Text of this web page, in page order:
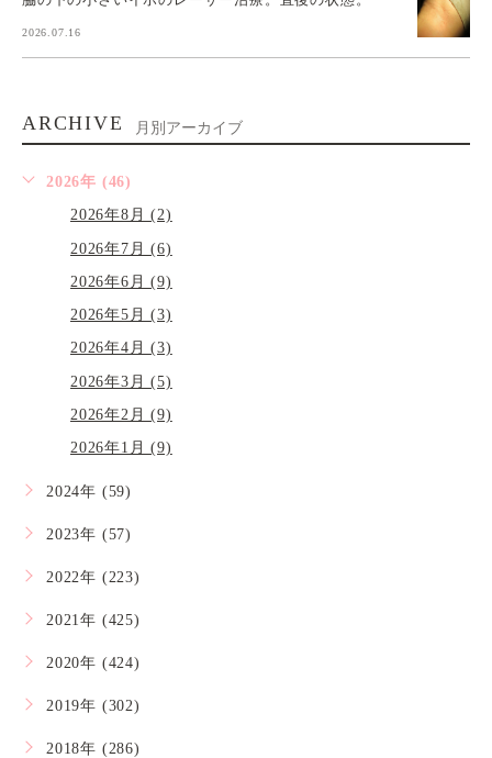
2026.07.16
ARCHIVE 月別アーカイブ
2026年 (46)
2026年8月 (2)
2026年7月 (6)
2026年6月 (9)
2026年5月 (3)
2026年4月 (3)
2026年3月 (5)
2026年2月 (9)
2026年1月 (9)
2024年 (59)
2023年 (57)
2022年 (223)
2021年 (425)
2020年 (424)
2019年 (302)
2018年 (286)